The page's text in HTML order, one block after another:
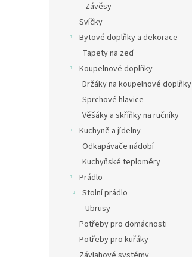
Závěsy
Svíčky
Bytové doplňky a dekorace
Tapety na zeď
Koupelnové doplňky
Držáky na koupelnové doplňky
Sprchové hlavice
Věšáky a skříňky na ručníky
Kuchyně a jídelny
Odkapávače nádobí
Kuchyňské teploměry
Prádlo
Stolní prádlo
Ubrusy
Potřeby pro domácnosti
Potřeby pro kuřáky